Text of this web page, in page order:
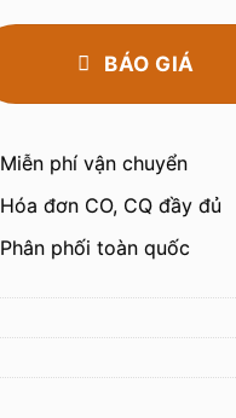
BÁO GIÁ
Miễn phí vận chuyển
Hóa đơn CO, CQ đầy đủ
Phân phối toàn quốc